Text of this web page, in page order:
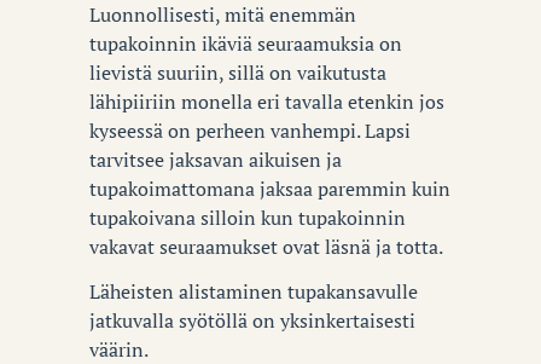
Luonnollisesti, mitä enemmän
tupakoinnin ikäviä seuraamuksia on
lievistä suuriin, sillä on vaikutusta
lähipiiriin monella eri tavalla etenkin jos
kyseessä on perheen vanhempi. Lapsi
tarvitsee jaksavan aikuisen ja
tupakoimattomana jaksaa paremmin kuin
tupakoivana silloin kun tupakoinnin
vakavat seuraamukset ovat läsnä ja totta.
Läheisten alistaminen tupakansavulle
jatkuvalla syötöllä on yksinkertaisesti
väärin.